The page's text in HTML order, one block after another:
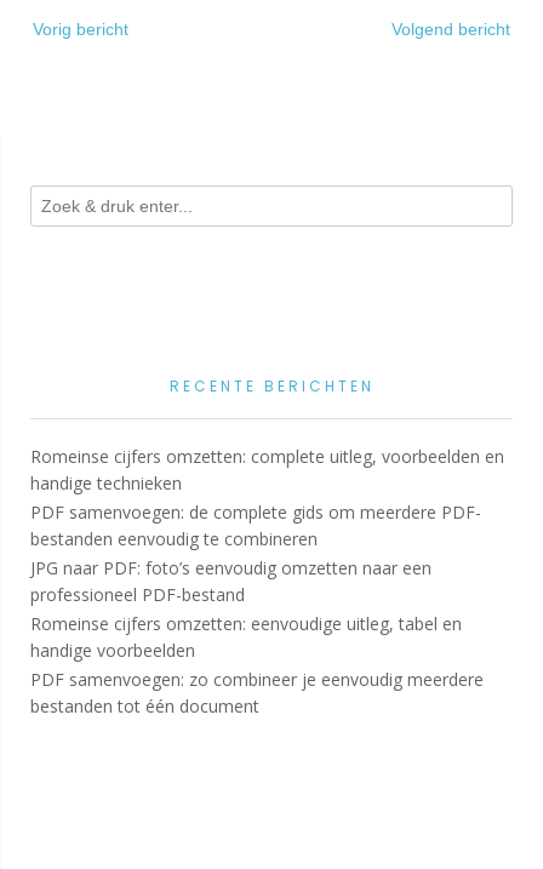
navigatie
Vorig bericht Volgend bericht
RECENTE BERICHTEN
Romeinse cijfers omzetten: complete uitleg, voorbeelden en
handige technieken
PDF samenvoegen: de complete gids om meerdere PDF-
bestanden eenvoudig te combineren
JPG naar PDF: foto’s eenvoudig omzetten naar een
professioneel PDF-bestand
Romeinse cijfers omzetten: eenvoudige uitleg, tabel en
handige voorbeelden
PDF samenvoegen: zo combineer je eenvoudig meerdere
bestanden tot één document